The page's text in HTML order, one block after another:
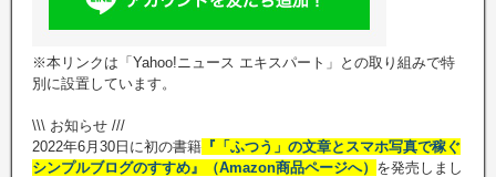
※本リンクは「Yahoo!ニュース エキスパート」との取り組みで特
別に設置しています。
\\\ お知らせ ///
2022年6月30日に初の書籍 『「ふつう」の文章とスマホ写真で稼ぐ
シンプルブログのすすめ』（Amazon商品ページへ） を発売しまし